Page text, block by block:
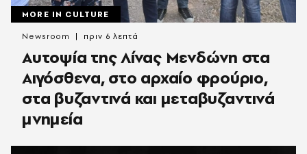
MORE IN CULTURE
Αυτοψία της Λίνας Μενδώνη στα
Αιγόσθενα, στο αρχαίο φρούριο,
στα βυζαντινά και μεταβυζαντινά
μνημεία
Newsroom πριν 6 λεπτά